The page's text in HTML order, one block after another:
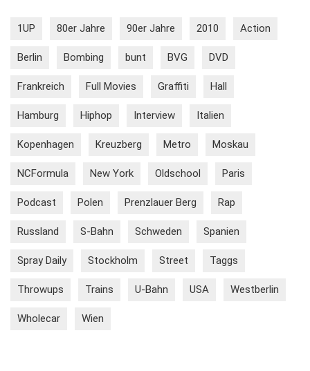
1UP 80er Jahre 90er Jahre 2010 Action
Berlin Bombing bunt BVG DVD
Frankreich Full Movies Graffiti Hall
Hamburg Hiphop Interview Italien
Kopenhagen Kreuzberg Metro Moskau
NCFormula New York Oldschool Paris
Podcast Polen Prenzlauer Berg Rap
Russland S-Bahn Schweden Spanien
Spray Daily Stockholm Street Taggs
Throwups Trains U-Bahn USA Westberlin
Wholecar Wien